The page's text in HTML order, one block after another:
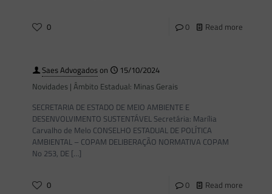
0 0 Read more
Saes Advogadoson
15/10/2024
Novidades | Âmbito Estadual: Minas Gerais
SECRETARIA DE ESTADO DE MEIO AMBIENTE E
DESENVOLVIMENTO SUSTENTÁVEL Secretária: Marília
Carvalho de Melo CONSELHO ESTADUAL DE POLÍTICA
AMBIENTAL – COPAM DELIBERAÇÃO NORMATIVA COPAM
No 253, DE […]
0 0 Read more